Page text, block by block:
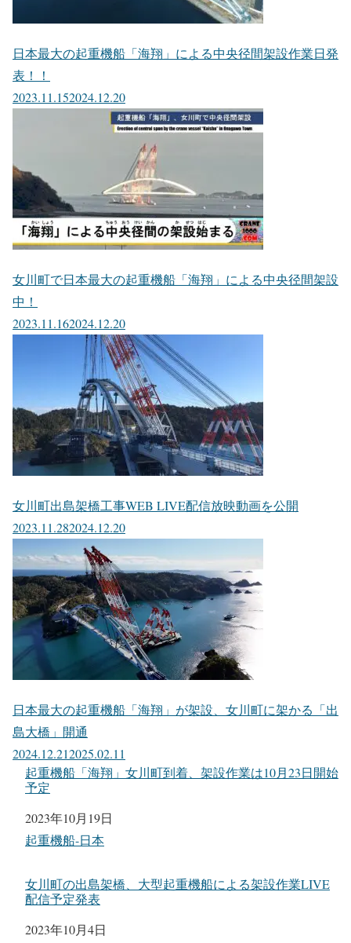
日本最大の起重機船「海翔」による中央径間架設作業日発
表！！
2023.11.152024.12.20
女川町で日本最大の起重機船「海翔」による中央径間架設
中！
2023.11.162024.12.20
女川町出島架橋工事WEB LIVE配信放映動画を公開
2023.11.282024.12.20
日本最大の起重機船「海翔」が架設、女川町に架かる「出
島大橋」開通
2024.12.212025.02.11
起重機船「海翔」女川町到着、架設作業は10月23日開始
予定
日付
2023年10月19日
関連理由
起重機船-日本
女川町の出島架橋、大型起重機船による架設作業LIVE
配信予定発表
日付
2023年10月4日